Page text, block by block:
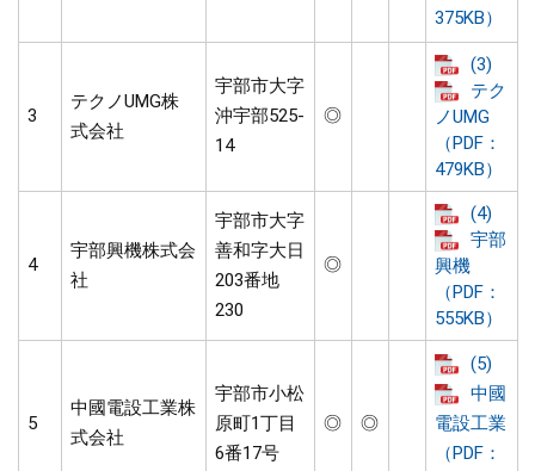
375KB）
3
テクノUMG株
式会社
宇部市大字
沖宇部525-
14
◎
(3)
テク
ノUMG
（PDF：
479KB）
4
宇部興機株式会
社
宇部市大字
善和字大日
203番地
230
◎
(4)
宇部
興機
（PDF：
555KB）
5
中國電設工業株
式会社
宇部市小松
原町1丁目
6番17号
◎ ◎
(5)
中國
電設工業
（PDF：